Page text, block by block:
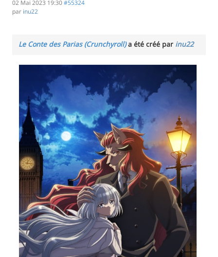
02 Mai 2023 19:30#55324
par inu22
Le Conte des Parias (Crunchyroll)a été créé par inu22